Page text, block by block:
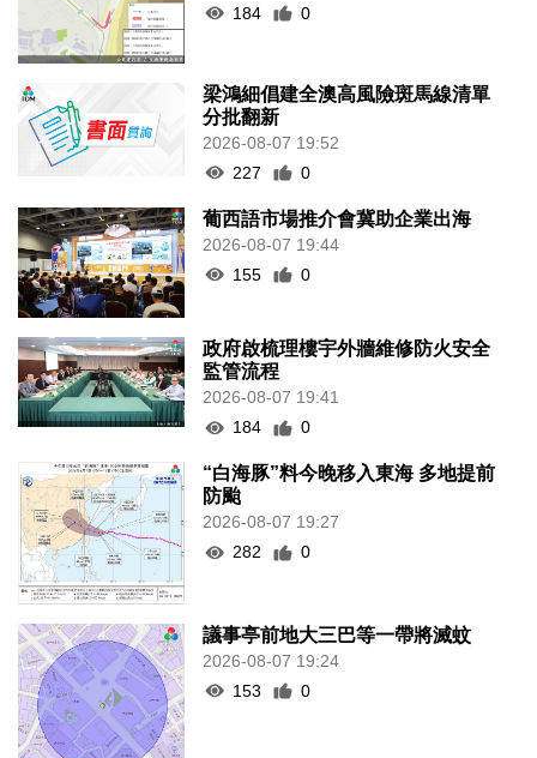
184
0
梁鴻細倡建全澳高風險斑馬線清單
分批翻新
2026-08-07 19:52
227
0
葡西語市場推介會冀助企業出海
2026-08-07 19:44
155
0
政府啟梳理樓宇外牆維修防火安全
監管流程
2026-08-07 19:41
184
0
“白海豚”料今晚移入東海 多地提前
防颱
2026-08-07 19:27
282
0
議事亭前地大三巴等一帶將滅蚊
2026-08-07 19:24
153
0